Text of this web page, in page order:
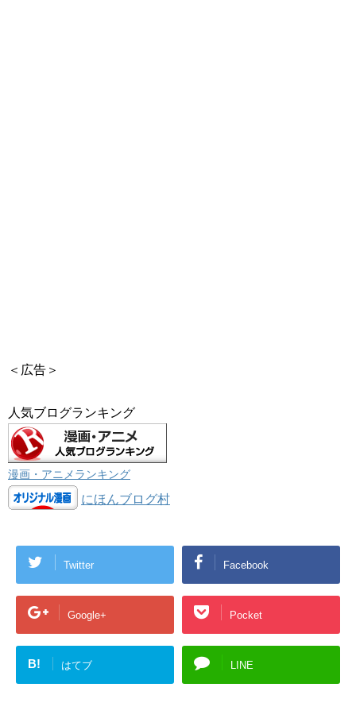
＜広告＞
人気ブログランキング
漫画・アニメランキング
にほんブログ村
Twitter Facebook
Google+ Pocket
B! はてブ LINE